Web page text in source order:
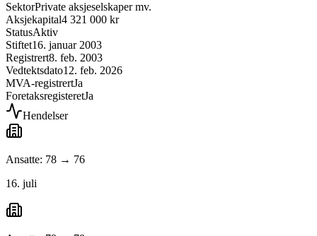
SektorPrivate aksjeselskaper mv.
Aksjekapital4 321 000 kr
StatusAktiv
Stiftet16. januar 2003
Registrert8. feb. 2003
Vedtektsdato12. feb. 2026
MVA-registrertJa
ForetaksregisteretJa
Hendelser
Ansatte: 78 → 76
16. juli